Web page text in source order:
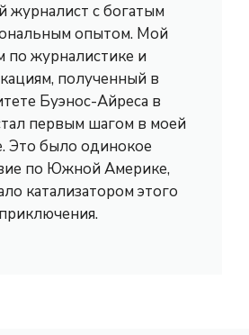
журналист с богатым
опытом. Мой
по журналистике и
полученный в
Буэнос-Айреса в
первым шагом в моей
Это было одинокое
по Южной Америке,
катализатором этого
приключения.